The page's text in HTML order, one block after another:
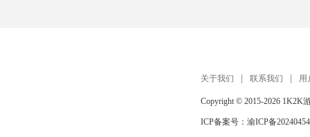
关于我们 联系我们 用
Copyright © 2015-2026 1K2K
ICP备案号： 渝ICP备